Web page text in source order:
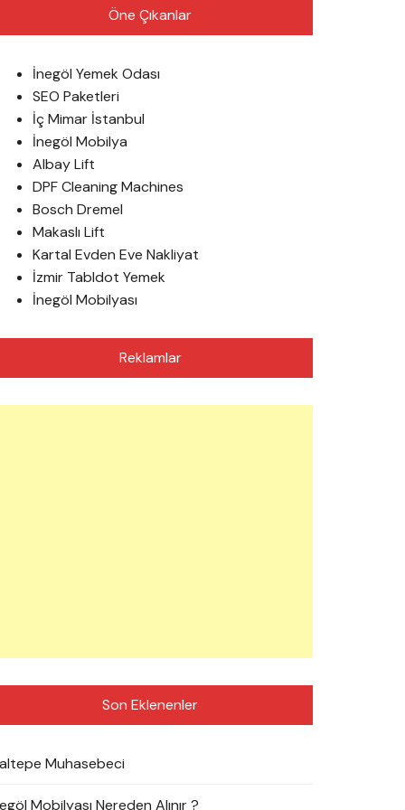
Öne Çıkanlar
İnegöl Yemek Odası
SEO Paketleri
İç Mimar İstanbul
İnegöl Mobilya
Albay Lift
DPF Cleaning Machines
Bosch Dremel
Makaslı Lift
Kartal Evden Eve Nakliyat
İzmir Tabldot Yemek
İnegöl Mobilyası
Reklamlar
Son Eklenenler
Muhasebeci
Mobilyası Nereden Alınır ?